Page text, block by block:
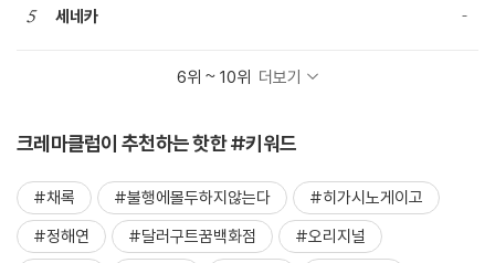
5 세네카
6위 ~ 10위 더보기
크레마클럽이 추천하는 핫한 #키워드
#채록 #불행에몰두하지않는다
#히가시노게이고
#정해연
#달러구트꿈백화점
#오리지널